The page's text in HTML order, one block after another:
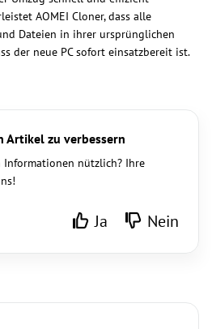
AOMEI Cloner, dass alle
Dateien in ihrer ursprünglichen
der neue PC sofort einsatzbereit ist.
Artikel zu verbessern
Informationen nützlich? Ihre
Ja Nein